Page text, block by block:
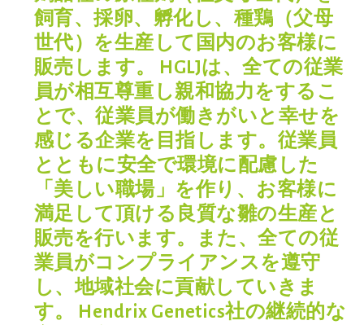
飼育、採卵、孵化し、種鶏（父母
世代）を生産して国内のお客様に
販売します。 HGLJは、全ての従業
員が相互尊重し親和協力をするこ
とで、従業員が働きがいと幸せを
感じる企業を目指します。従業員
とともに安全で環境に配慮した
「美しい職場」を作り、お客様に
満足して頂ける良質な雛の生産と
販売を行います。また、全ての従
業員がコンプライアンスを遵守
し、地域社会に貢献していきま
す。 Hendrix Genetics社の継続的な